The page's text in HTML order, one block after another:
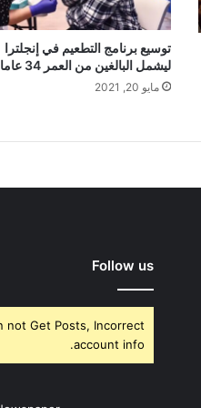
توسيع برنامج التطعيم في إنجلترا
ليشمل البالغين من العمر 34 عاما
مايو 20, 2021
Follow us
not Get Posts, Incorrect
account info.